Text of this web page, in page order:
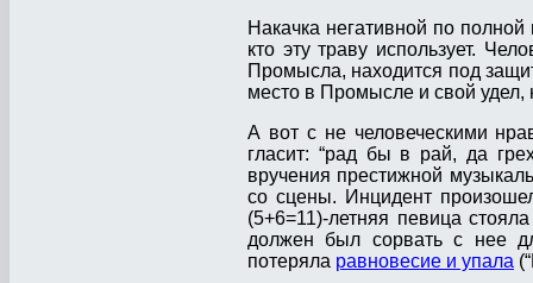
Накачка негативной по
кто эту траву использует.
Промысла, находится под
место в Промысле и свой удел,
А вот с не человеческими
гласит: “рад бы в рай, да
вручения престижной
со сцены. Инцидент
(5+6=11)-летняя певица
должен был сорвать с нее
потеряла равновесие и упала